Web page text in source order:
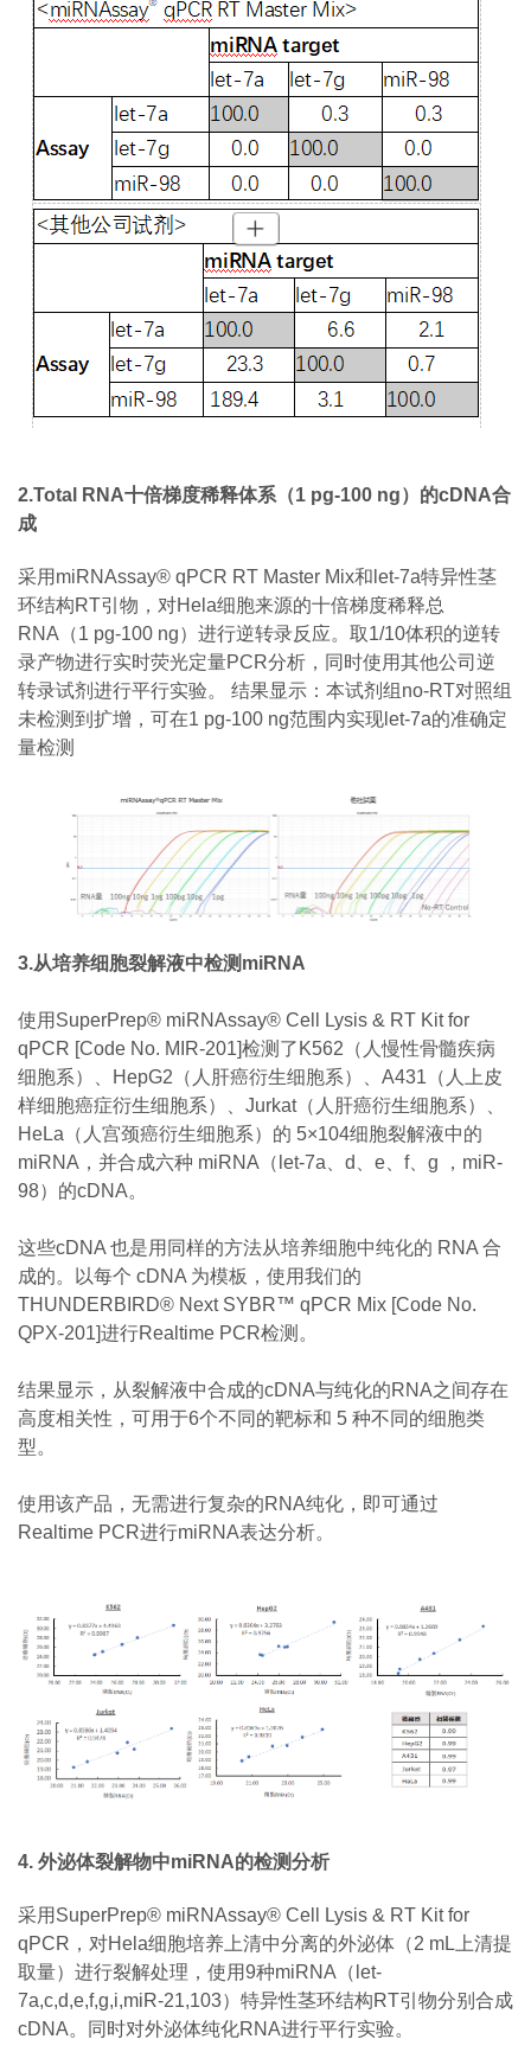
2.Total RNA十倍梯度稀释体系（1 pg-100 ng）的cDNA合
成
采用miRNAssay® qPCR RT Master Mix和let-7a特异性茎
环结构RT引物，对Hela细胞来源的十倍梯度稀释总
RNA（1 pg-100 ng）进行逆转录反应。取1/10体积的逆转
录产物进行实时荧光定量PCR分析，同时使用其他公司逆
转录试剂进行平行实验。 结果显示：本试剂组no-RT对照组
未检测到扩增，可在1 pg-100 ng范围内实现let-7a的准确定
量检测
3.从培养细胞裂解液中检测miRNA
使用SuperPrep® miRNAssay® Cell Lysis & RT Kit for
qPCR [Code No. MIR-201]检测了K562（人慢性骨髓疾病
细胞系）、HepG2（人肝癌衍生细胞系）、A431（人上皮
样细胞癌症衍生细胞系）、Jurkat（人肝癌衍生细胞系）、
HeLa（人宫颈癌衍生细胞系）的 5×104细胞裂解液中的
miRNA，并合成六种 miRNA（let-7a、d、e、f、g ，miR-
98）的cDNA。
这些cDNA 也是用同样的方法从培养细胞中纯化的 RNA 合
成的。以每个 cDNA 为模板，使用我们的
THUNDERBIRD® Next SYBR™ qPCR Mix [Code No.
QPX-201]进行Realtime PCR检测。
结果显示，从裂解液中合成的cDNA与纯化的RNA之间存在
高度相关性，可用于6个不同的靶标和 5 种不同的细胞类
型。
使用该产品，无需进行复杂的RNA纯化，即可通过
Realtime PCR进行miRNA表达分析。
4. 外泌体裂解物中miRNA的检测分析
采用SuperPrep® miRNAssay® Cell Lysis & RT Kit for
qPCR，对Hela细胞培养上清中分离的外泌体（2 mL上清提
取量）进行裂解处理，使用9种miRNA（let-
7a,c,d,e,f,g,i,miR-21,103）特异性茎环结构RT引物分别合成
cDNA。同时对外泌体纯化RNA进行平行实验。